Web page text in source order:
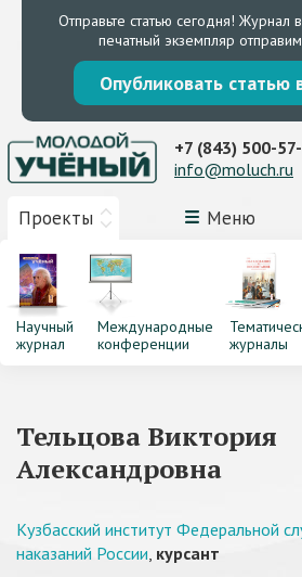
Отправьте статью сегодня! Журнал
печатный экземпляр отправим
Опубликовать статью
Проекты Меню
+7 (843) 500-
info@moluch.ru
Научный
журнал
Международные
конференции
журналы
Тельцова Виктория
Александровна
Кузбасский институт Федеральной
наказаний России, курсант